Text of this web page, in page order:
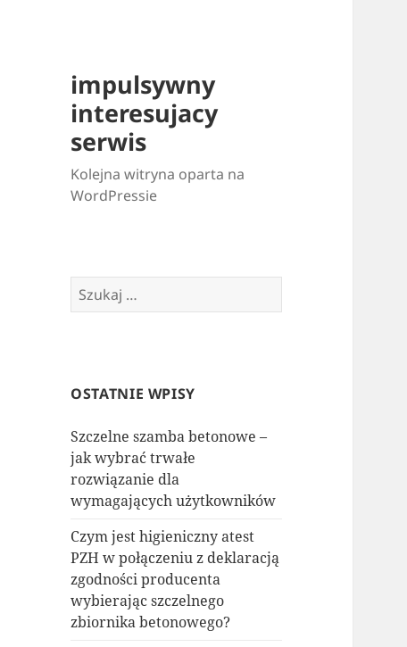
impulsywny
interesujacy
serwis
Kolejna witryna oparta na
WordPressie
Szukaj:
OSTATNIE WPISY
Szczelne szamba betonowe –
jak wybrać trwałe
rozwiązanie dla
wymagających użytkowników
Czym jest higieniczny atest
PZH w połączeniu z deklaracją
zgodności producenta
wybierając szczelnego
zbiornika betonowego?